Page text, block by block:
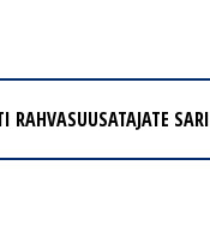
RAHVASUUSATAJATE SARI